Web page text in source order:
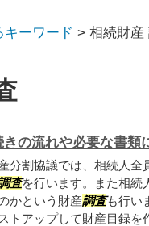
ーワード > 相続財産
きの流れや必要な書類
分割協議では、相続人全
査を行います。また相続
かという財産調査も行い
トアップして財産目録